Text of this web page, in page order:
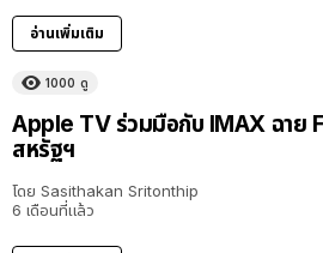
อ่านเพิ่มเติม
1000 ดู
Apple TV ร่วมมือกับ IMAX ฉาย
สหรัฐฯ
โดย Sasithakan Sritonthip
6 เดือนที่แล้ว